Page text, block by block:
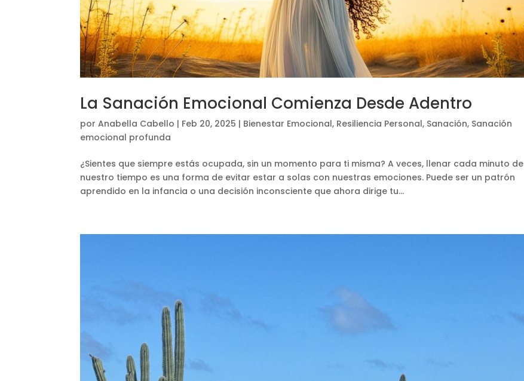
La Sanación Emocional Comienza Desde Adentro
porAnabella Cabello | Feb 20, 2025 | Bienestar Emocional, Resiliencia Personal, Sanación, Sanación
emocional profunda
¿Sientes que siempre estás ocupada, sin un momento para ti misma? A veces, llenar cada minuto de
nuestro tiempo es una forma de evitar estar a solas con nuestras emociones. Puede ser un patrón
aprendido en la infancia o una decisión inconsciente que ahora dirige tu...